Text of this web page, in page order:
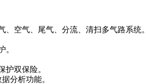
空气、尾气、分流、清扫多气路系统。
。
护双保险。
分析功能。